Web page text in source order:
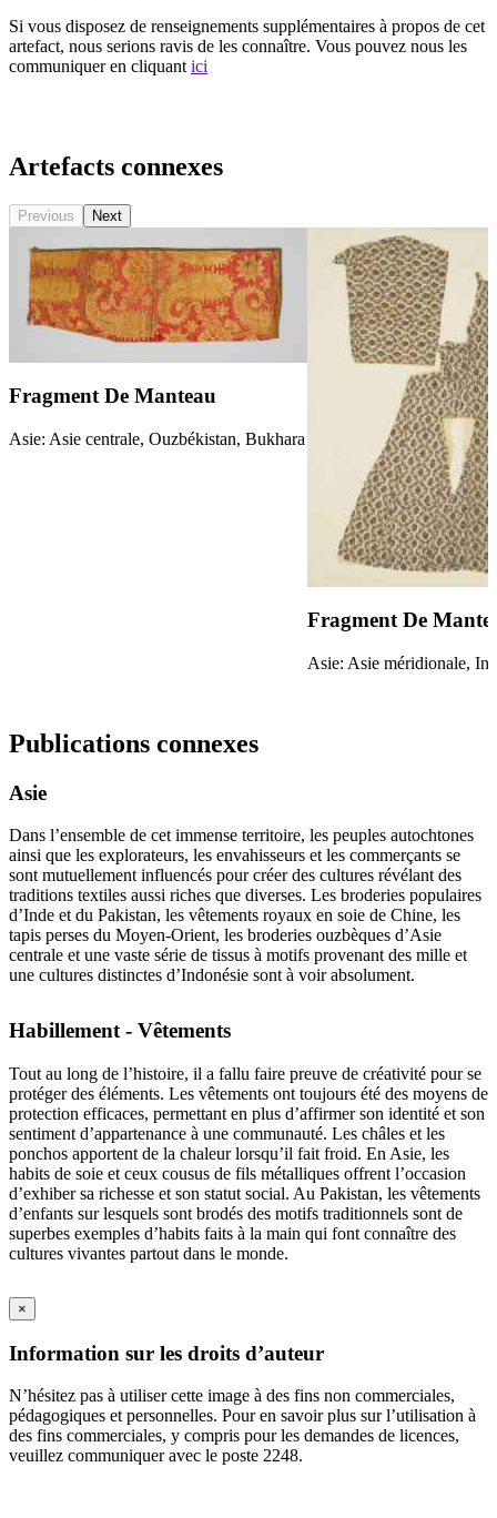
Si vous disposez de renseignements supplémentaires à propos de cet
artefact, nous serions ravis de les connaître. Vous pouvez nous les
communiquer en cliquant ici
Artefacts connexes
Previous Next
Fragment De Manteau
Asie: Asie centrale, Ouzbékistan, Bukhara
Fragment De
Asie: Asie méridionale,
Publications connexes
Asie
Dans l’ensemble de cet immense territoire, les peuples autochtones
ainsi que les explorateurs, les envahisseurs et les commerçants se
sont mutuellement influencés pour créer des cultures révélant des
traditions textiles aussi riches que diverses. Les broderies populaires
d’Inde et du Pakistan, les vêtements royaux en soie de Chine, les
tapis perses du Moyen-Orient, les broderies ouzbèques d’Asie
centrale et une vaste série de tissus à motifs provenant des mille et
une cultures distinctes d’Indonésie sont à voir absolument.
Habillement - Vêtements
Tout au long de l’histoire, il a fallu faire preuve de créativité pour se
protéger des éléments. Les vêtements ont toujours été des moyens de
protection efficaces, permettant en plus d’affirmer son identité et son
sentiment d’appartenance à une communauté. Les châles et les
ponchos apportent de la chaleur lorsqu’il fait froid. En Asie, les
habits de soie et ceux cousus de fils métalliques offrent l’occasion
d’exhiber sa richesse et son statut social. Au Pakistan, les vêtements
d’enfants sur lesquels sont brodés des motifs traditionnels sont de
superbes exemples d’habits faits à la main qui font connaître des
cultures vivantes partout dans le monde.
×
Information sur les droits d’auteur
N’hésitez pas à utiliser cette image à des fins non commerciales,
pédagogiques et personnelles. Pour en savoir plus sur l’utilisation à
des fins commerciales, y compris pour les demandes de licences,
veuillez communiquer avec le poste 2248.